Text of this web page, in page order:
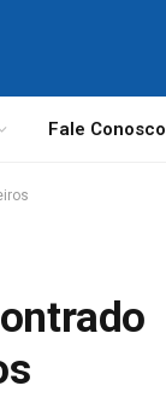
Fale Conosco